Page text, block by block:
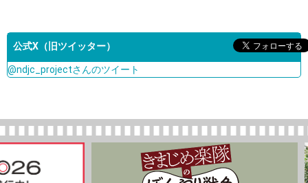
公式X（旧ツイッター）
@ndjc_projectさんのツイート